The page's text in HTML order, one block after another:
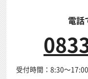
電話
受付時間：8:30～17:00